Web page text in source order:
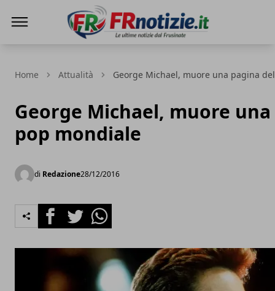
Home Attualità George Michael, muore una pagina
George Michael, muore
pop mondiale
di Redazione28/12/2016
FacebookTwitterWhatsapp